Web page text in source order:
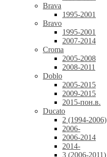
Brava
1995-2001
Bravo
1995-2001
2007-2014
Croma
2005-2008
2008-2011
Doblo
2005-2015
2009-2015
2015-пон.в.
Ducato
2 (1994-2006)
2006-
2006-2014
2014-
3 (2006-2011)